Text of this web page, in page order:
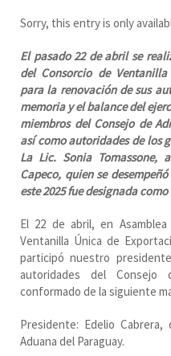
Sorry, this entry is only
El pasado 22 de abril se
del Consorcio de
para la renovación de sus
memoria y el balance del
miembros del Consejo de
así como autoridades de los
La Lic. Sonia Tomassone,
Capeco, quien se
este 2025 fue designada
El 22 de abril, en
Ventanilla Única de
participó nuestro
autoridades del Consejo
conformado de la siguiente
Presidente: Edelio
Aduana del Paraguay.